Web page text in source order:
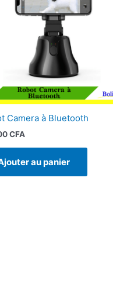
Camera à Bluetooth
CFA
au panier